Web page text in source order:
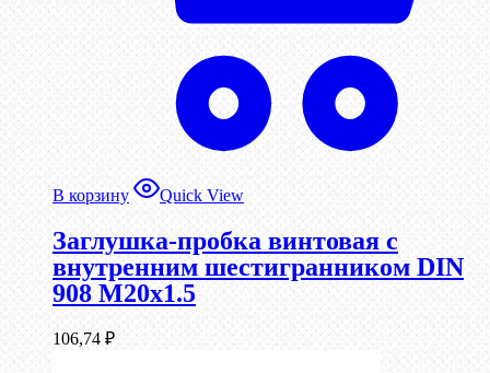
В корзину Quick View
Заглушка-пробка винтовая с
внутренним шестигранником DIN
908 М20х1.5
106,74 ₽